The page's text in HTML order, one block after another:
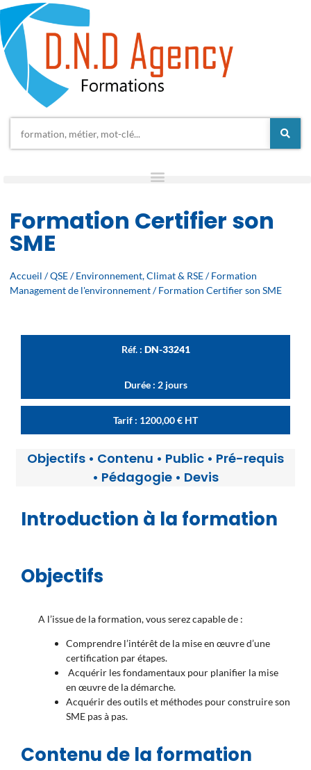
Formation Certifier son
SME
Accueil /QSE/Environnement, Climat & RSE/Formation
Management de l'environnement/ Formation Certifier son SME
Réf. : DN-33241
Durée : 2 jours
Tarif : 1200,00€ HT
Objectifs • Contenu • Public • Pré-requis
• Pédagogie • Devis
Introduction à la formation
Objectifs
A l’issue de la formation, vous serez capable de :
Comprendre l’intérêt de la mise en œuvre d’une
certification par étapes.
Acquérir les fondamentaux pour planifier la mise
en œuvre de la démarche.
Acquérir des outils et méthodes pour construire son
SME pas à pas.
Contenu de la formation